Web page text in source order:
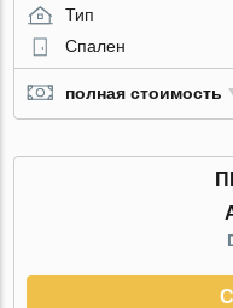
Тип
Спален
полная стоимость